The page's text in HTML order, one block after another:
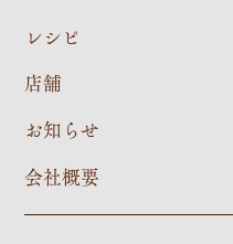
レシピ
店舗
お知らせ
会社概要